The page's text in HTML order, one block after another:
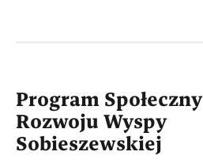
Program Społeczny
Rozwoju Wyspy
Sobieszewskiej